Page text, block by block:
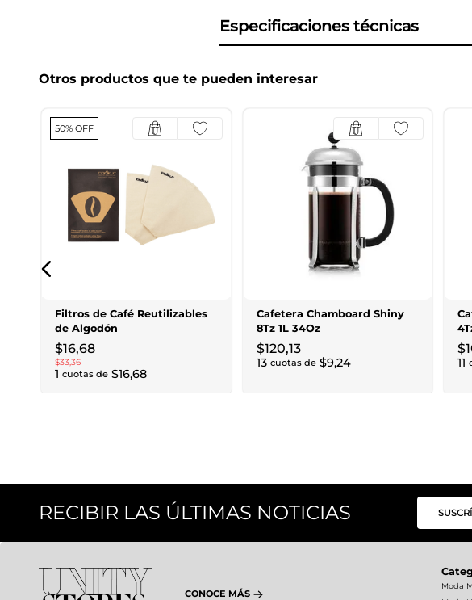
Especificaciones técnicas
Otros productos que te pueden interesar
50% OFF
Filtros de Café Reutilizables
de Algodón
$16,68
$33,36
1 cuotas de $16,68
Cafetera Chamboard Shiny
8Tz 1L 34Oz
$120,13
13 cuotas de $9,24
$
11
RECIBIR LAS ÚLTIMAS NOTICIAS
CONOCE MÁS
Moda